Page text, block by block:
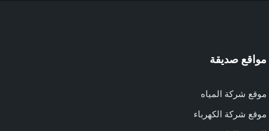
مواقع صديقة
موقع شركة المياه
موقع شركة الكهرباء